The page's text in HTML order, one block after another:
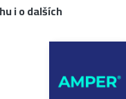
i o dalších